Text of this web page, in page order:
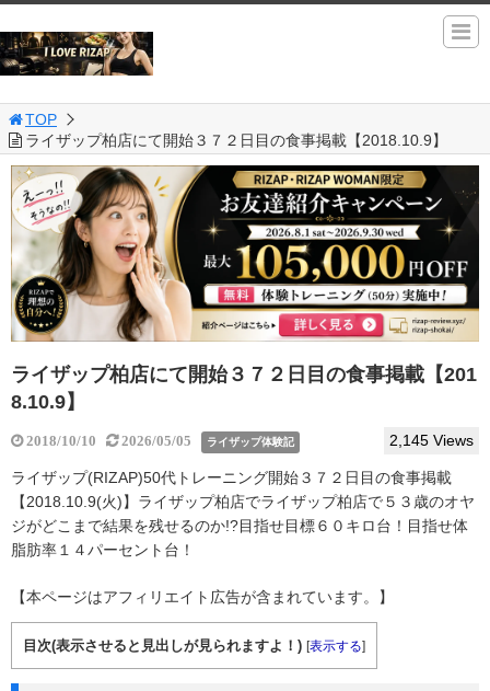
TOP
ライザップ柏店にて開始３７２日目の食事掲載【2018.10.9】
ライザップ柏店にて開始３７２日目の食事掲載【201
8.10.9】
2018/10/10 2026/05/05 ライザップ体験記 2,145 Views
ライザップ(RIZAP)50代トレーニング開始３７２日目の食事掲載
【2018.10.9(火)】ライザップ柏店でライザップ柏店で５３歳のオヤ
ジがどこまで結果を残せるのか!?目指せ目標６０キロ台！目指せ体
脂肪率１４パーセント台！
【本ページはアフィリエイト広告が含まれています。】
目次(表示させると見出しが見られますよ！) [表示する]